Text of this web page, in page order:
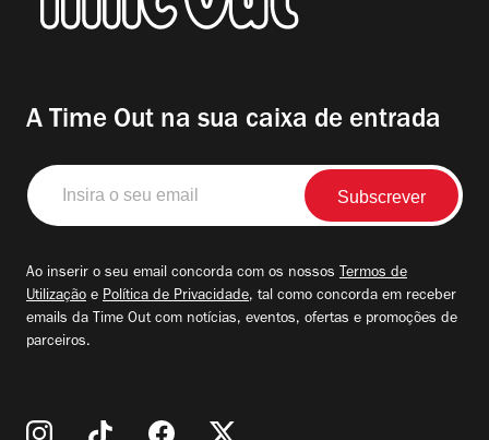
A Time Out na sua caixa de entrada
Insira
o
seu
Ao inserir o seu email concorda com os nossos Termos de
Utilização e Política de Privacidade, tal como concorda em receber
emails da Time Out com notícias, eventos, ofertas e promoções de
parceiros.